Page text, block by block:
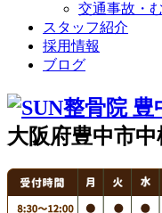
交通事故・
スタッフ紹介
採用情報
ブログ
大阪府豊中市